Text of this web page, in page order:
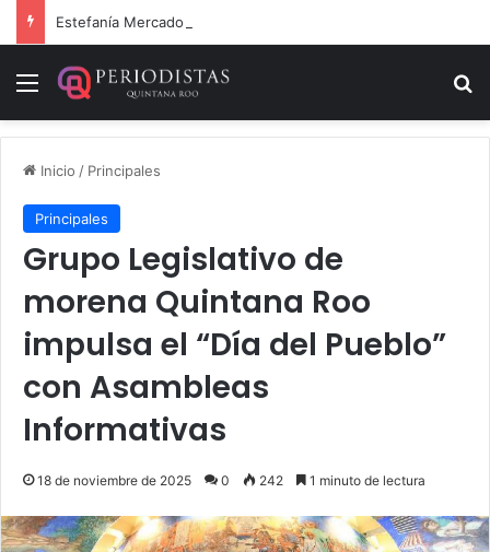
Menú
Inicio / Principales
Principales
Grupo Legislativo de
morena Quintana Roo
impulsa el “Día del Pueblo”
con Asambleas
Informativas
18 de noviembre de 2025 0 242 1 minuto de lectura